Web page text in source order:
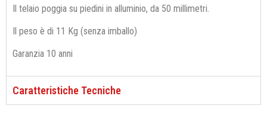
Il telaio poggia su piedini in alluminio, da 50 millimetri.
Il peso è di 11 Kg (senza imballo)
Garanzia 10 anni
Caratteristiche Tecniche